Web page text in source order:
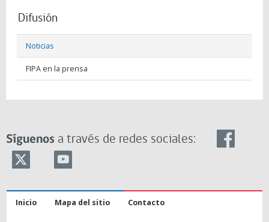
Difusión
Noticias
FIPA en la prensa
Síguenos a través de redes sociales:
Inicio Mapa del sitio Contacto